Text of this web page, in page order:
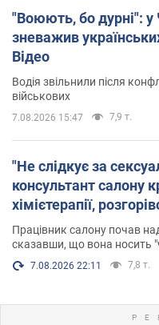
"Воюють, бо дурні": у
зневажив
Відео
Водія звільнили після
військових
7.08.2026 15:47 7,9 т.
"Не слідкує за
консультант салону
хімієтерапії,
Працівник салону почав
сказавши, що вона носить
7.08.2026 22:11 7,8 т.